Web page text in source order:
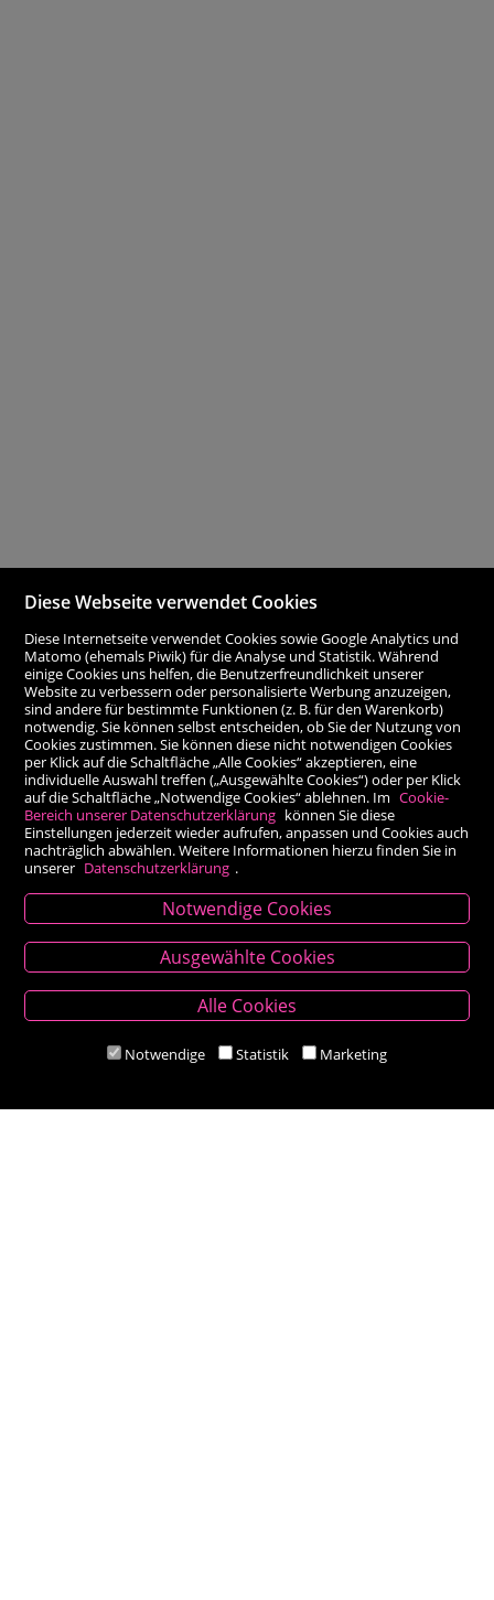
Kontakt
Besold Buch-Papier
Hauptplatz 14, 9300 St. Veit an der Glan
M:bestellung@besold.at
Diese Webseite verwendet Cookies
Diese Internetseite verwendet Cookies sowie Google Analytics und
Matomo (ehemals Piwik) für die Analyse und Statistik. Während
einige Cookies uns helfen, die Benutzerfreundlichkeit unserer
Website zu verbessern oder personalisierte Werbung anzuzeigen,
sind andere für bestimmte Funktionen (z. B. für den Warenkorb)
notwendig. Sie können selbst entscheiden, ob Sie der Nutzung von
Cookies zustimmen. Sie können diese nicht notwendigen Cookies
per Klick auf die Schaltfläche „Alle Cookies“ akzeptieren, eine
individuelle Auswahl treffen („Ausgewählte Cookies“) oder per Klick
auf die Schaltfläche „Notwendige Cookies“ ablehnen. Im Cookie-
Bereich unserer Datenschutzerklärung können Sie diese
Einstellungen jederzeit wieder aufrufen, anpassen und Cookies auch
nachträglich abwählen. Weitere Informationen hierzu finden Sie in
unserer Datenschutzerklärung .
Notwendige Cookies
Ausgewählte Cookies
Alle Cookies
Notwendige Statistik Marketing